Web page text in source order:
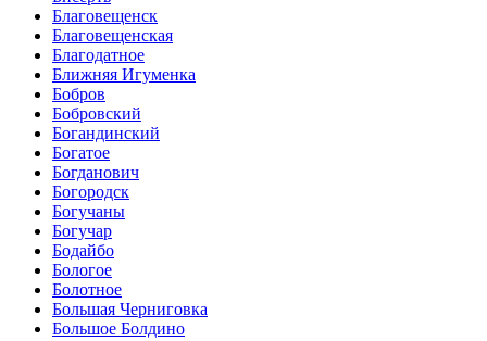
Благовещенск
Благовещенская
Благодатное
Ближняя Игуменка
Бобров
Бобровский
Богандинский
Богатое
Богданович
Богородск
Богучаны
Богучар
Бодайбо
Бологое
Болотное
Большая Черниговка
Большое Болдино